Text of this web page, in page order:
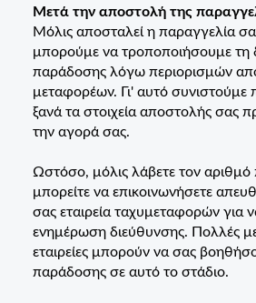
Μετά την αποστολή της
Μόλις αποσταλεί η παραγγελία
μπορούμε να τροποποιήσουμε τη
παράδοσης λόγω περιορισμών
μεταφορέων. Γι' αυτό συνιστούμε
ξανά τα στοιχεία αποστολής σας
την αγορά σας.
Ωστόσο, μόλις λάβετε τον
μπορείτε να επικοινωνήσετε
σας εταιρεία ταχυμεταφορών για
ενημέρωση διεύθυνσης. Πολλές
εταιρείες μπορούν να σας
παράδοσης σε αυτό το στάδιο.